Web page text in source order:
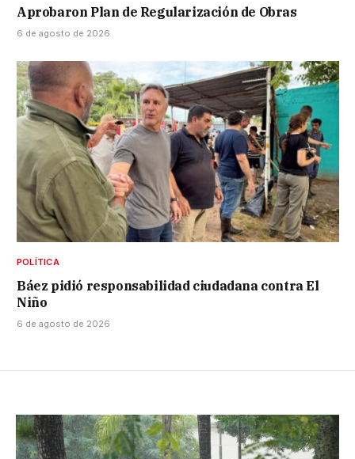
Aprobaron Plan de Regularización de Obras
6 de agosto de 2026
POLÍTICA
Báez pidió responsabilidad ciudadana contra El
Niño
6 de agosto de 2026